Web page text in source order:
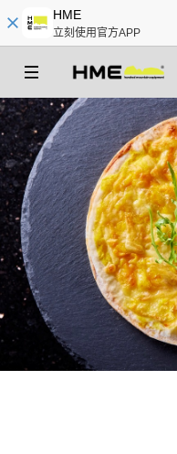
HME
立刻使用官方APP